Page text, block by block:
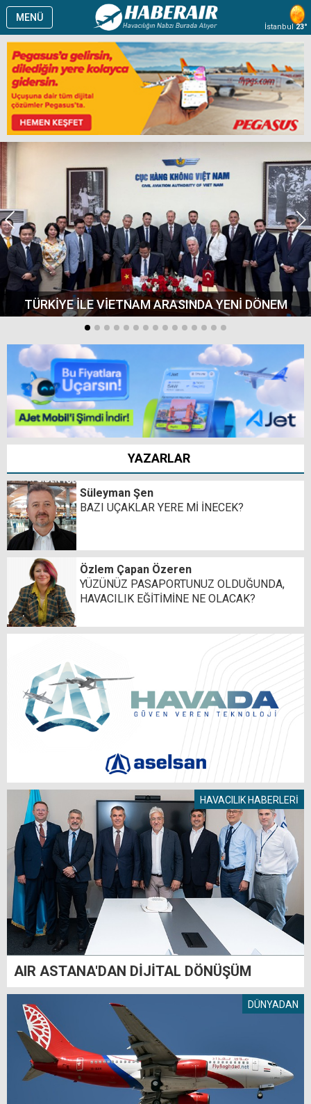
MENÜ
İstanbul23°
TÜRKİYE İLE VİETNAM ARASINDA YENİ DÖNEM
YAZARLAR
Süleyman Şen
BAZI UÇAKLAR YERE Mİ İNECEK?
Özlem Çapan Özeren
YÜZÜNÜZ PASAPORTUNUZ OLDUĞUNDA,
HAVACILIK EĞİTİMİNE NE OLACAK?
HAVACILIK HABERLERİ
AIR ASTANA'DAN DİJİTAL DÖNÜŞÜM
DÜNYADAN